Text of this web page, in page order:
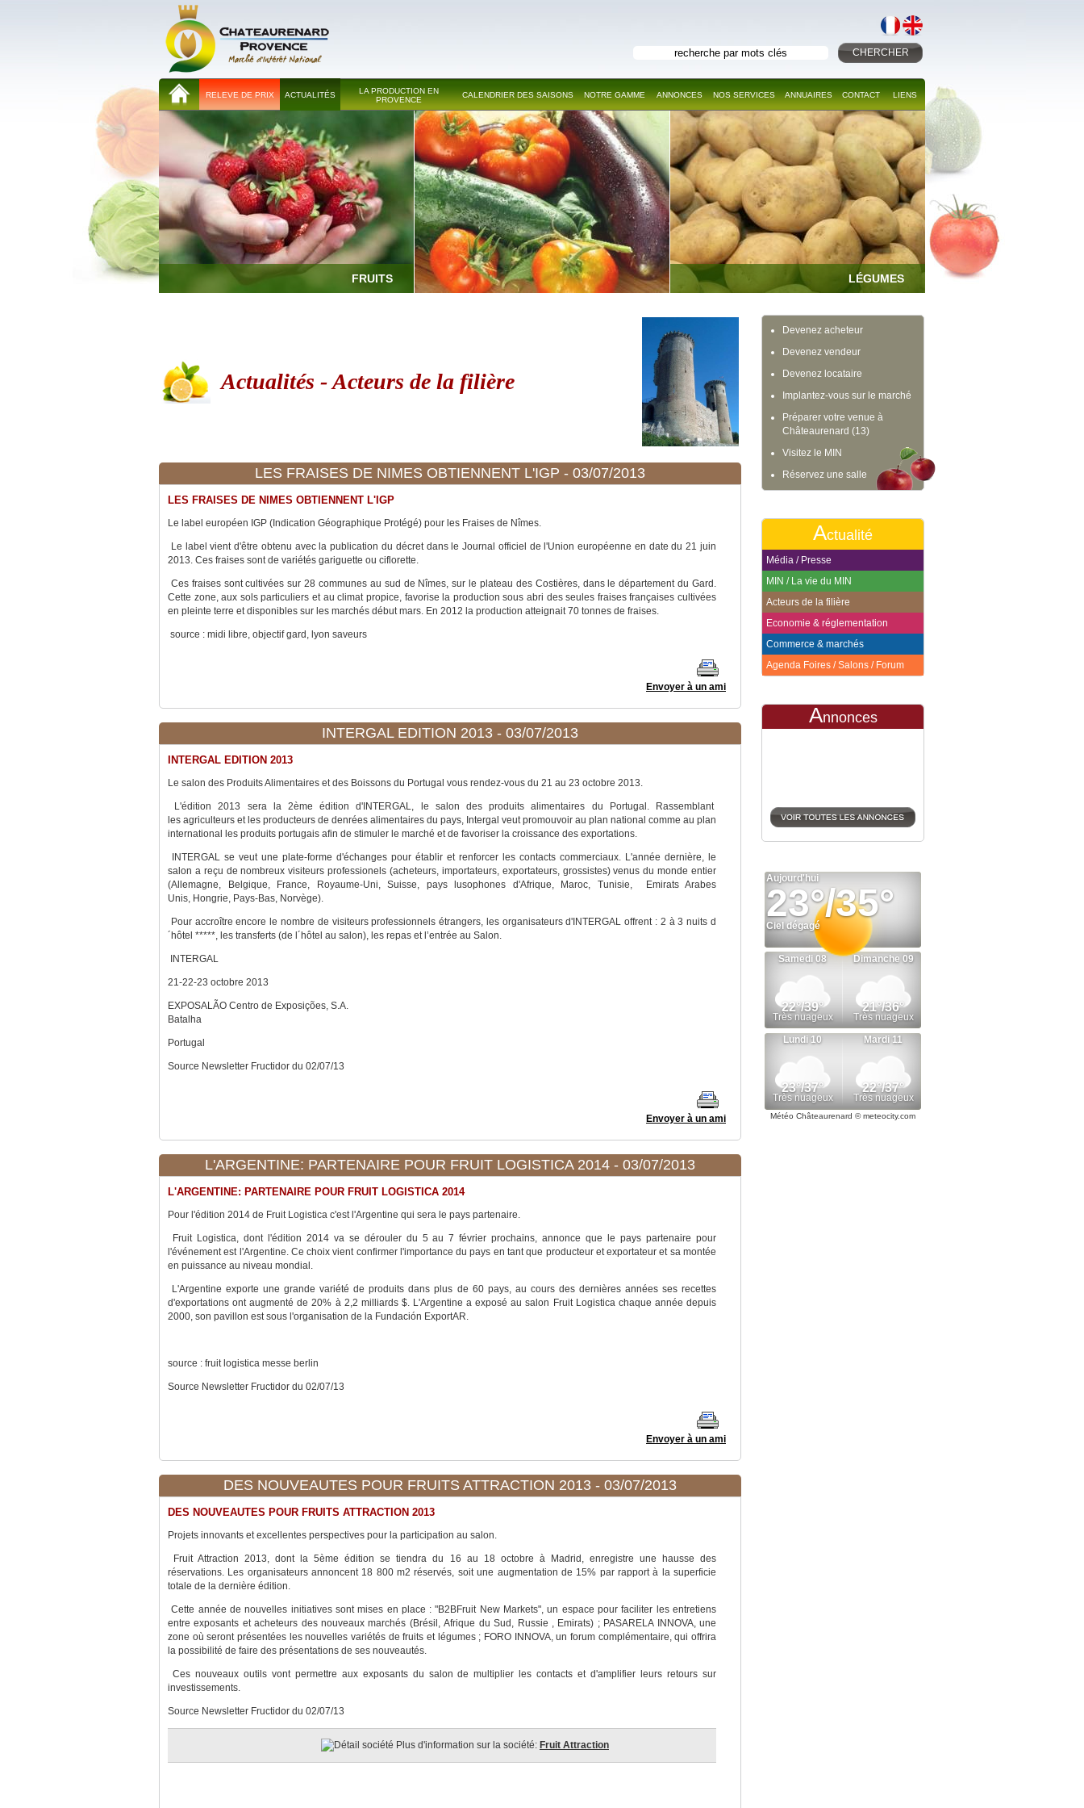
CHERCHER
RELEVE DE PRIX ACTUALITÉS
LA PRODUCTION EN
PROVENCE
CALENDRIER DES SAISONS NOTRE GAMME ANNONCES NOS SERVICES ANNUAIRES CONTACT LIENS
FRUITS LÉGUMES
Actualités - Acteurs de la filière
LES FRAISES DE NIMES OBTIENNENT L'IGP - 03/07/2013
LES FRAISES DE NIMES OBTIENNENT L'IGP
Le label européen IGP (Indication Géographique Protégé) pour les Fraises de Nîmes.
Le label vient d'être obtenu avec la publication du décret dans le Journal officiel de l'Union européenne en date du 21 juin
2013. Ces fraises sont de variétés gariguette ou ciflorette.
Ces fraises sont cultivées sur 28 communes au sud de Nîmes, sur le plateau des Costières, dans le département du Gard.
Cette zone, aux sols particuliers et au climat propice, favorise la production sous abri des seules fraises françaises cultivées
en pleinte terre et disponibles sur les marchés début mars. En 2012 la production atteignait 70 tonnes de fraises.
source : midi libre, objectif gard, lyon saveurs
INTERGAL EDITION 2013 - 03/07/2013
INTERGAL EDITION 2013
Le salon des Produits Alimentaires et des Boissons du Portugal vous rendez-vous du 21 au 23 octobre 2013.
L'édition 2013 sera la 2ème édition d'INTERGAL, le salon des produits alimentaires du Portugal. Rassemblant
les agriculteurs et les producteurs de denrées alimentaires du pays, Intergal veut promouvoir au plan national comme au plan
international les produits portugais afin de stimuler le marché et de favoriser la croissance des exportations.
INTERGAL se veut une plate-forme d'échanges pour établir et renforcer les contacts commerciaux. L'année dernière, le
salon a reçu de nombreux visiteurs professionels (acheteurs, importateurs, exportateurs, grossistes) venus du monde entier
(Allemagne, Belgique, France, Royaume-Uni, Suisse, pays lusophones d'Afrique, Maroc, Tunisie, Emirats Arabes
Unis, Hongrie, Pays-Bas, Norvège).
Pour accroître encore le nombre de visiteurs professionnels étrangers, les organisateurs d'INTERGAL offrent : 2 à 3 nuits d
´hôtel *****, les transferts (de l´hôtel au salon), les repas et l’entrée au Salon.
INTERGAL
21-22-23 octobre 2013
EXPOSALÃO Centro de Exposições, S.A.
Batalha
Portugal
Source Newsletter Fructidor du 02/07/13
L'ARGENTINE: PARTENAIRE POUR FRUIT LOGISTICA 2014 - 03/07/2013
L'ARGENTINE: PARTENAIRE POUR FRUIT LOGISTICA 2014
Pour l'édition 2014 de Fruit Logistica c'est l'Argentine qui sera le pays partenaire.
Fruit Logistica, dont l'édition 2014 va se dérouler du 5 au 7 février prochains, annonce que le pays partenaire pour
l'événement est l'Argentine. Ce choix vient confirmer l'importance du pays en tant que producteur et exportateur et sa montée
en puissance au niveau mondial.
L'Argentine exporte une grande variété de produits dans plus de 60 pays, au cours des dernières années ses recettes
d'exportations ont augmenté de 20% à 2,2 milliards $. L'Argentine a exposé au salon Fruit Logistica chaque année depuis
2000, son pavillon est sous l'organisation de la Fundación ExportAR.
source : fruit logistica messe berlin
Source Newsletter Fructidor du 02/07/13
DES NOUVEAUTES POUR FRUITS ATTRACTION 2013 - 03/07/2013
DES NOUVEAUTES POUR FRUITS ATTRACTION 2013
Projets innovants et excellentes perspectives pour la participation au salon.
Fruit Attraction 2013, dont la 5ème édition se tiendra du 16 au 18 octobre à Madrid, enregistre une hausse des
réservations. Les organisateurs annoncent 18 800 m2 réservés, soit une augmentation de 15% par rapport à la superficie
totale de la dernière édition.
Cette année de nouvelles initiatives sont mises en place : "B2BFruit New Markets", un espace pour faciliter les entretiens
entre exposants et acheteurs des nouveaux marchés (Brésil, Afrique du Sud, Russie , Emirats) ; PASARELA INNOVA, une
zone où seront présentées les nouvelles variétés de fruits et légumes ; FORO INNOVA, un forum complémentaire, qui offrira
la possibilité de faire des présentations de ses nouveautés.
Ces nouveaux outils vont permettre aux exposants du salon de multiplier les contacts et d'amplifier leurs retours sur
investissements.
Source Newsletter Fructidor du 02/07/13
Plus d'information sur la société: Fruit Attraction
Devenez acheteur
Devenez vendeur
Devenez locataire
Implantez-vous sur le marché
Préparer votre venue à
Châteaurenard (13)
Visitez le MIN
Réservez une salle
Actualité
Média / Presse
MIN / La vie du MIN
Acteurs de la filière
Economie & réglementation
Commerce & marchés
Agenda Foires / Salons / Forum
Annonces
24/04/2026
LOCAL DE 200M² ISOLE
Avec quai à l'avant et la cour
VEND UN TRACTEUR
RENAULT 551
MOTEUR EN TRES BON ETAT.
ENTRETIEN REGULIER.
PNEUS ARRIERE : NEUFS
PNEUS AVANT : MOYENS MAIS
PEUVENT ENCORE DURER.
TROIS POINTS ARRIERE.
TOIT SUR POSTE CONDUITE.
TEL : 06 08 93 73 85
Météo Châteaurenard © meteocity.com